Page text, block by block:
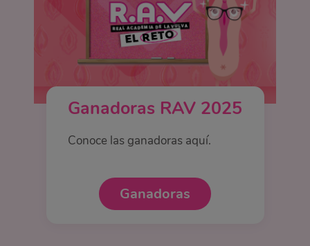
Ganadoras RAV 2025
Conoce las ganadoras aquí.
Ganadoras